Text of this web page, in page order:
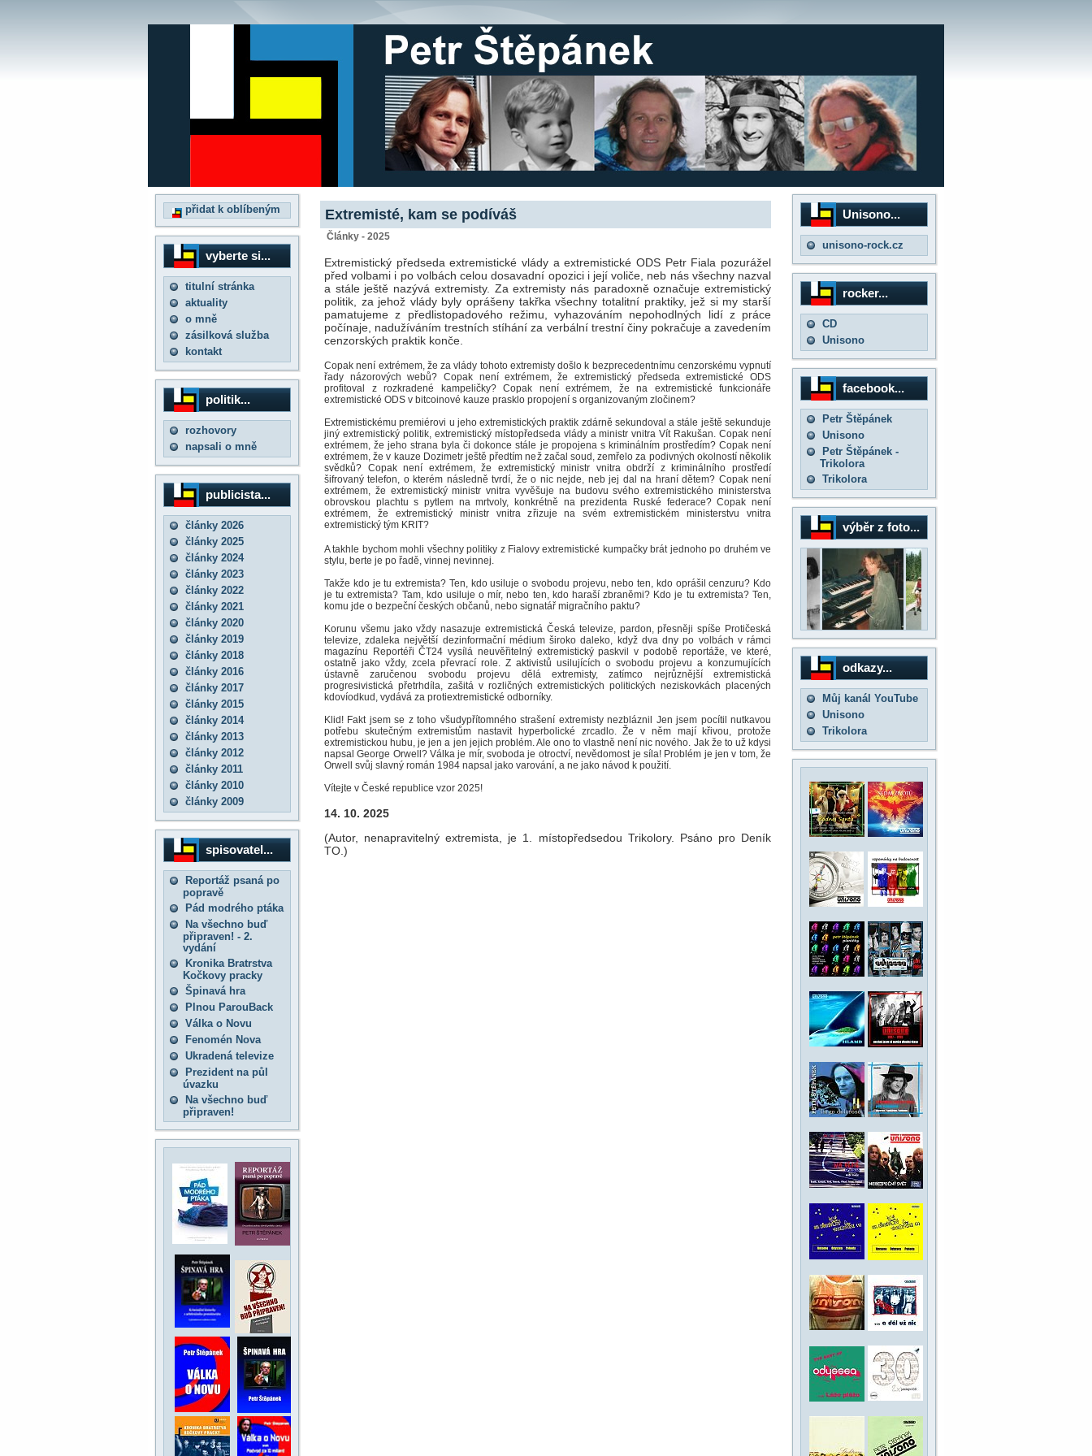
přidat k oblíbeným
vyberte si...
titulní stránka
aktuality
o mně
zásilková služba
kontakt
politik...
rozhovory
napsali o mně
publicista...
články 2026
články 2025
články 2024
články 2023
články 2022
články 2021
články 2020
články 2019
články 2018
články 2016
články 2017
články 2015
články 2014
články 2013
články 2012
články 2011
články 2010
články 2009
spisovatel...
Reportáž psaná po
popravě
Pád modrého ptáka
Na všechno buď
připraven! - 2.
vydání
Kronika Bratrstva
Kočkovy pracky
Špinavá hra
Plnou ParouBack
Válka o Novu
Fenomén Nova
Ukradená televize
Prezident na půl
úvazku
Na všechno buď
připraven!
Extremisté, kam se podíváš
Články - 2025
Extremistický předseda extremistické vlády a extremistické ODS Petr Fiala pozurážel
před volbami i po volbách celou dosavadní opozici i její voliče, neb nás všechny nazval
a stále ještě nazývá extremisty. Za extremisty nás paradoxně označuje extremistický
politik, za jehož vlády byly oprášeny takřka všechny totalitní praktiky, jež si my starší
pamatujeme z předlistopadového režimu, vyhazováním nepohodlných lidí z práce
počínaje, nadužíváním trestních stíhání za verbální trestní činy pokračuje a zavedením
cenzorských praktik konče.
Copak není extrémem, že za vlády tohoto extremisty došlo k bezprecedentnímu cenzorskému vypnutí
řady názorových webů? Copak není extrémem, že extremistický předseda extremistické ODS
profitoval z rozkradené kampeličky? Copak není extrémem, že na extremistické funkcionáře
extremistické ODS v bitcoinové kauze prasklo propojení s organizovaným zločinem?
Extremistickému premiérovi u jeho extremistických praktik zdárně sekundoval a stále ještě sekunduje
jiný extremistický politik, extremistický místopředseda vlády a ministr vnitra Vít Rakušan. Copak není
extrémem, že jeho strana byla či dokonce stále je propojena s kriminálním prostředím? Copak není
extrémem, že v kauze Dozimetr ještě předtím než začal soud, zemřelo za podivných okolností několik
svědků? Copak není extrémem, že extremistický ministr vnitra obdrží z kriminálního prostředí
šifrovaný telefon, o kterém následně tvrdí, že o nic nejde, neb jej dal na hraní dětem? Copak není
extrémem, že extremistický ministr vnitra vyvěšuje na budovu svého extremistického ministerstva
obrovskou plachtu s pytlem na mrtvoly, konkrétně na prezidenta Ruské federace? Copak není
extrémem, že extremistický ministr vnitra zřizuje na svém extremistickém ministerstvu vnitra
extremistický tým KRIT?
A takhle bychom mohli všechny politiky z Fialovy extremistické kumpačky brát jednoho po druhém ve
stylu, berte je po řadě, vinnej nevinnej.
Takže kdo je tu extremista? Ten, kdo usiluje o svobodu projevu, nebo ten, kdo oprášil cenzuru? Kdo
je tu extremista? Tam, kdo usiluje o mír, nebo ten, kdo haraší zbraněmi? Kdo je tu extremista? Ten,
komu jde o bezpeční českých občanů, nebo signatář migračního paktu?
Korunu všemu jako vždy nasazuje extremistická Česká televize, pardon, přesněji spíše Protičeská
televize, zdaleka největší dezinformační médium široko daleko, když dva dny po volbách v rámci
magazínu Reportéři ČT24 vysílá neuvěřitelný extremistický paskvil v podobě reportáže, ve které,
ostatně jako vždy, zcela převrací role. Z aktivistů usilujících o svobodu projevu a konzumujících
ústavně zaručenou svobodu projevu dělá extremisty, zatímco nejrůznější extremistická
progresivistická přetrhdíla, zašitá v rozličných extremistických politických neziskovkách placených
kdovíodkud, vydává za protiextremistické odborníky.
Klid! Fakt jsem se z toho všudypřítomného strašení extremisty nezbláznil Jen jsem pocítil nutkavou
potřebu skutečným extremistům nastavit hyperbolické zrcadlo. Že v něm mají křivou, protože
extremistickou hubu, je jen a jen jejich problém. Ale ono to vlastně není nic nového. Jak že to už kdysi
napsal George Orwell? Válka je mír, svoboda je otroctví, nevědomost je síla! Problém je jen v tom, že
Orwell svůj slavný román 1984 napsal jako varování, a ne jako návod k použití.
Vítejte v České republice vzor 2025!
14. 10. 2025
(Autor, nenapravitelný extremista, je 1. místopředsedou Trikolory. Psáno pro Deník
TO.)
Unisono...
unisono-rock.cz
rocker...
CD
Unisono
facebook...
Petr Štěpánek
Unisono
Petr Štěpánek -
Trikolora
Trikolora
výběr z foto...
odkazy...
Můj kanál YouTube
Unisono
Trikolora